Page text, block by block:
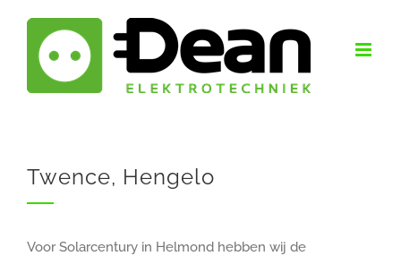
Twence, Hengelo
Voor Solarcentury in Helmond hebben wij de